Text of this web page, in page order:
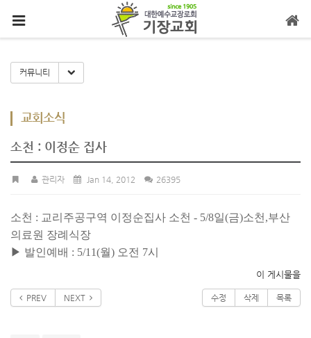
커뮤니티 Toggle Dropdown
교회소식
소천 : 이정순 집사
관리자 Jan 14, 2012 26395
소천 : 교리주공구역 이정순집사 소천 - 5/8일(금)소천,부산
의료원 장례식장
▶ 발인예배 : 5/11(월) 오전 7시
이 게시물을
PREV NEXT 수정 삭제 목록